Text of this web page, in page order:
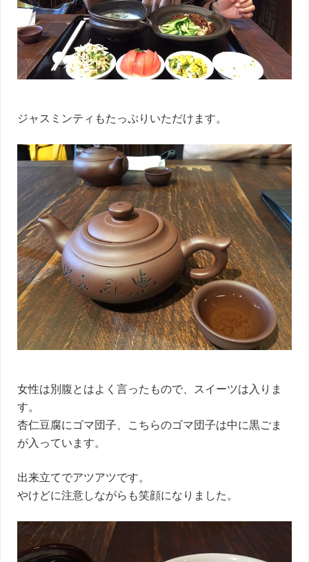
ジャスミンティもたっぷりいただけます。
女性は別腹とはよく言ったもので、スイーツは入りま
す。
杏仁豆腐にゴマ団子、こちらのゴマ団子は中に黒ごま
が入っています。
出来立てでアツアツです。
やけどに注意しながらも笑顔になりました。